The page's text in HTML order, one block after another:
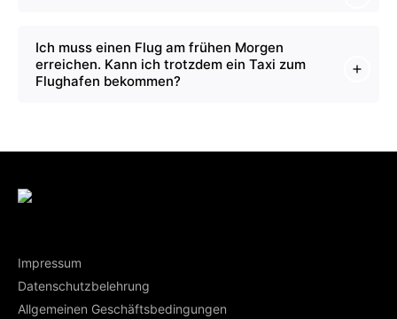
Ich muss einen Flug am frühen Morgen
erreichen. Kann ich trotzdem ein Taxi zum
Flughafen bekommen?
Impressum
Datenschutzbelehrung
Allgemeinen Geschäftsbedingungen